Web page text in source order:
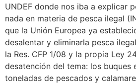
UNDEF donde nos iba a explicar
nada en materia de pesca ilegal
que la Unión Europea ya
desalentar y eliminarla pesca
la Res. CFP 1/08 y la propia Ley
desatención del tema: los buques
toneladas de pescados y